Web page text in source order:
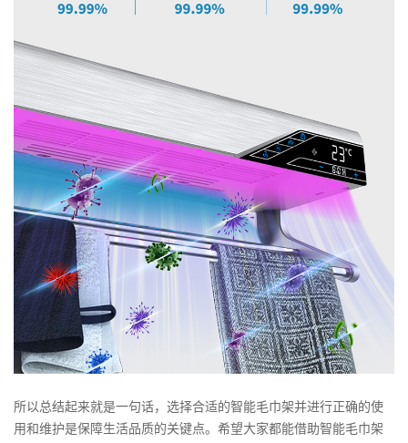
所以总结起来就是一句话，选择合适的智能毛巾架并进行正确的使
用和维护是保障生活品质的关键点。希望大家都能借助智能毛巾架